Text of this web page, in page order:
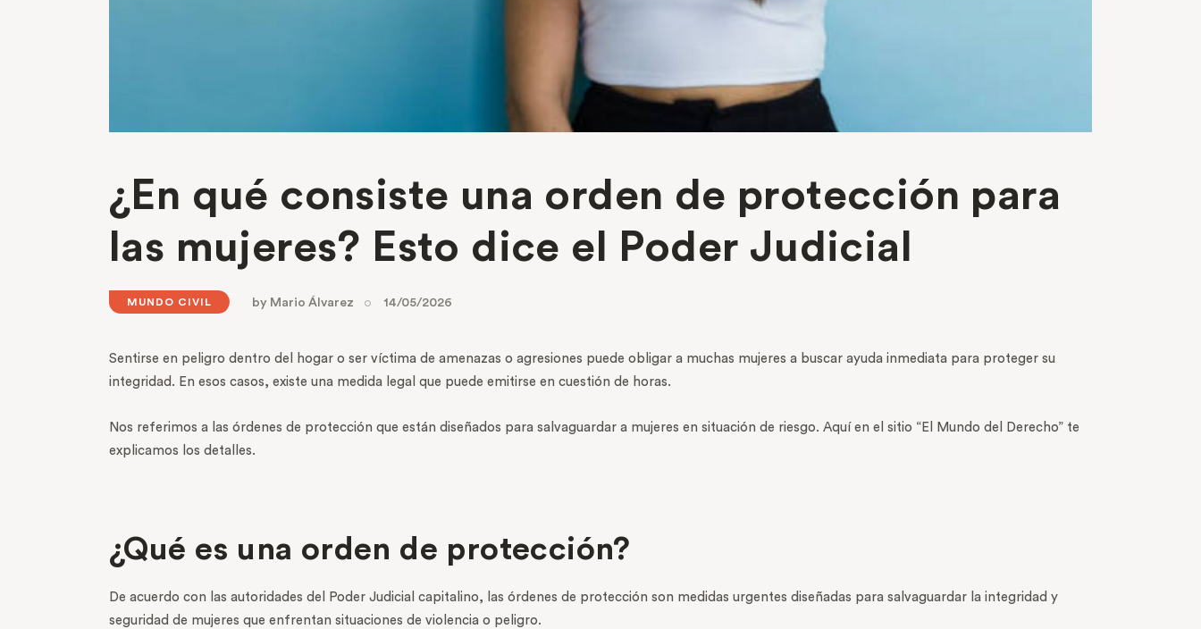
¿En qué consiste una orden de protección para
las mujeres? Esto dice el Poder Judicial
MUNDO CIVIL by Mario Álvarez 14/05/2026
Sentirse en peligro dentro del hogar o ser víctima de amenazas o agresiones puede obligar a muchas mujeres a buscar ayuda inmediata para proteger su
integridad. En esos casos, existe una medida legal que puede emitirse en cuestión de horas.
Nos referimos a las órdenes de protección que están diseñados para salvaguardar a mujeres en situación de riesgo. Aquí en el sitio “El Mundo del Derecho” te
explicamos los detalles.
¿Qué es una orden de protección?
De acuerdo con las autoridades del Poder Judicial capitalino, las órdenes de protección son medidas urgentes diseñadas para salvaguardar la integridad y
seguridad de mujeres que enfrentan situaciones de violencia o peligro.